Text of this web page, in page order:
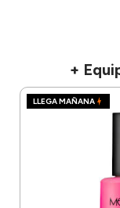
+
LLEGA MAÑANA